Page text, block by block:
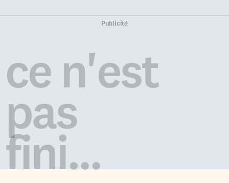
Publicité
ce n'est
pas
fini...